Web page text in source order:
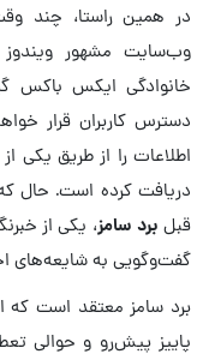
در همین راستا، چند
وب‌سایت مشهور ویندوز
خانوادگی ایکس باکس
دسترس کاربران قرار
اطلاعات را از طریق یکی
دریافت کرده است. حال
قبل برد سامز، یکی از
گفت‌وگویی به شایعه‌های
برد سامز معتقد است
پاییز پیش‌رو و حوالی